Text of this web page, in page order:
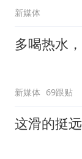
新媒体
多喝热水
新媒体 69跟贴
这滑的挺